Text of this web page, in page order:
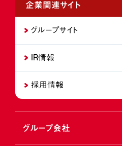
企業関連サイト
グループサイト
IR情報
採用情報
グループ会社